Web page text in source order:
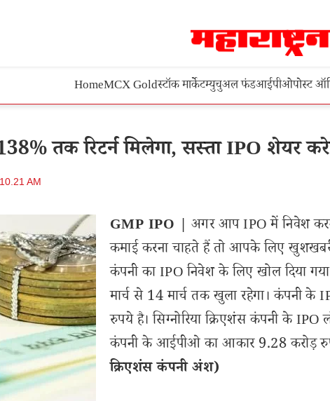
HomeMCX Goldस्टॉक मार्केटम्युचुअल फंडआईपीओपोस्ट
तक रिटर्न मिलेगा, सस्ता IPO शेयर
AM
GMP IPO | अगर आप IPO में निवेश
कमाई करना चाहते हैं तो आपके लिए खुशखबरी
कंपनी का IPO निवेश के लिए खोल दिया
मार्च से 14 मार्च तक खुला रहेगा। कंपनी के
रुपये है। सिग्नोरिया क्रिएशंस कंपनी के
कंपनी के आईपीओ का आकार 9.28 करोड़
क्रिएशंस कंपनी अंश)